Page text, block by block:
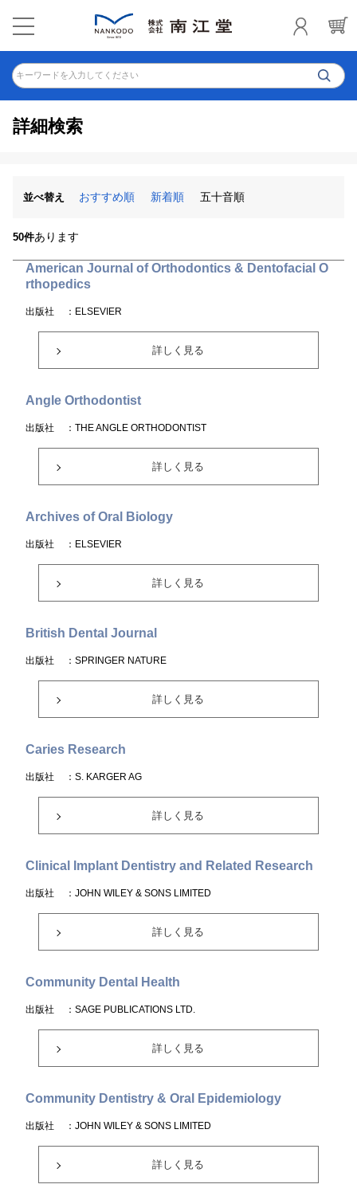
キーワードを入力してください
詳細検索
並べ替え おすすめ順 新着順 五十音順
50件あります
American Journal of Orthodontics & Dentofacial O
rthopedics
出版社 ：ELSEVIER
詳しく見る
Angle Orthodontist
出版社 ：THE ANGLE ORTHODONTIST
詳しく見る
Archives of Oral Biology
出版社 ：ELSEVIER
詳しく見る
British Dental Journal
出版社 ：SPRINGER NATURE
詳しく見る
Caries Research
出版社 ：S. KARGER AG
詳しく見る
Clinical Implant Dentistry and Related Research
出版社 ：JOHN WILEY & SONS LIMITED
詳しく見る
Community Dental Health
出版社 ：SAGE PUBLICATIONS LTD.
詳しく見る
Community Dentistry & Oral Epidemiology
出版社 ：JOHN WILEY & SONS LIMITED
詳しく見る